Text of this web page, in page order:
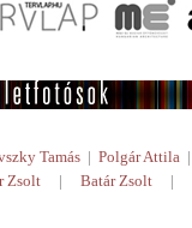
Tamás | Polgár Attila |
Zsolt | Batár Zsolt |